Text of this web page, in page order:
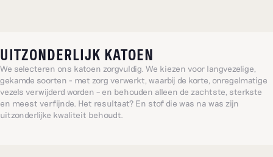
UITZONDERLIJK KATOEN
We selecteren ons katoen zorgvuldig. We kiezen voor langvezelige,
gekamde soorten - met zorg verwerkt, waarbij de korte, onregelmatige
vezels verwijderd worden – en behouden alleen de zachtste, sterkste
en meest verfijnde. Het resultaat? En stof die was na was zijn
uitzonderlijke kwaliteit behoudt.